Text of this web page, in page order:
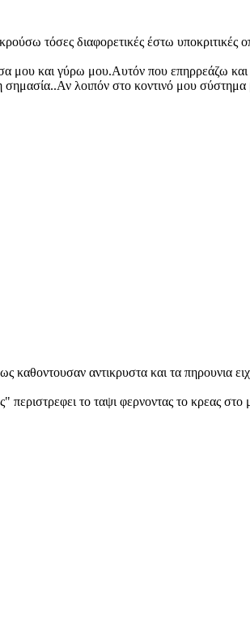
τόσες διαφορετικές έστω υποκριτικές
μου και γύρω μου.Αυτόν που επηρρεάζω και
σημασία..Αν λοιπόν στο κοντινό μου
αντικρυστα και τα πηρουνια
περιστρεφει το ταψι φερνοντας το κρεας στο